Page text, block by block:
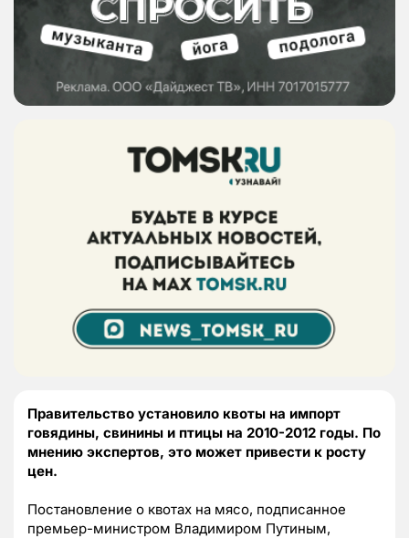
Правительство установило квоты на импорт
говядины, свинины и птицы на 2010-2012 годы. По
мнению экспертов, это может привести к росту
цен.
Постановление о квотах на мясо, подписанное
премьер-министром Владимиром Путиным,